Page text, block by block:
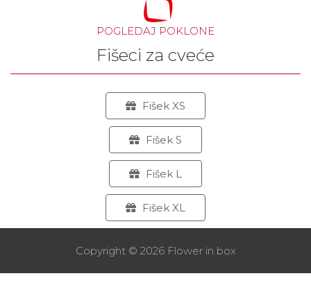
POGLEDAJ POKLONE
Fišeci za cveće
Fišek XS
Fišek S
Fišek L
Fišek XL
Copyright © 2026 Flower in box